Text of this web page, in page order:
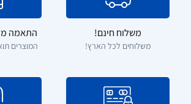
משלוח חינם!
משלוחים לכל הארץ!
התאמה
המוצרים